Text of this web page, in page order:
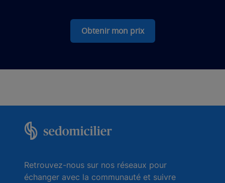
Obtenir mon prix
Retrouvez-nous sur nos réseaux pour
échanger avec la communauté et suivre